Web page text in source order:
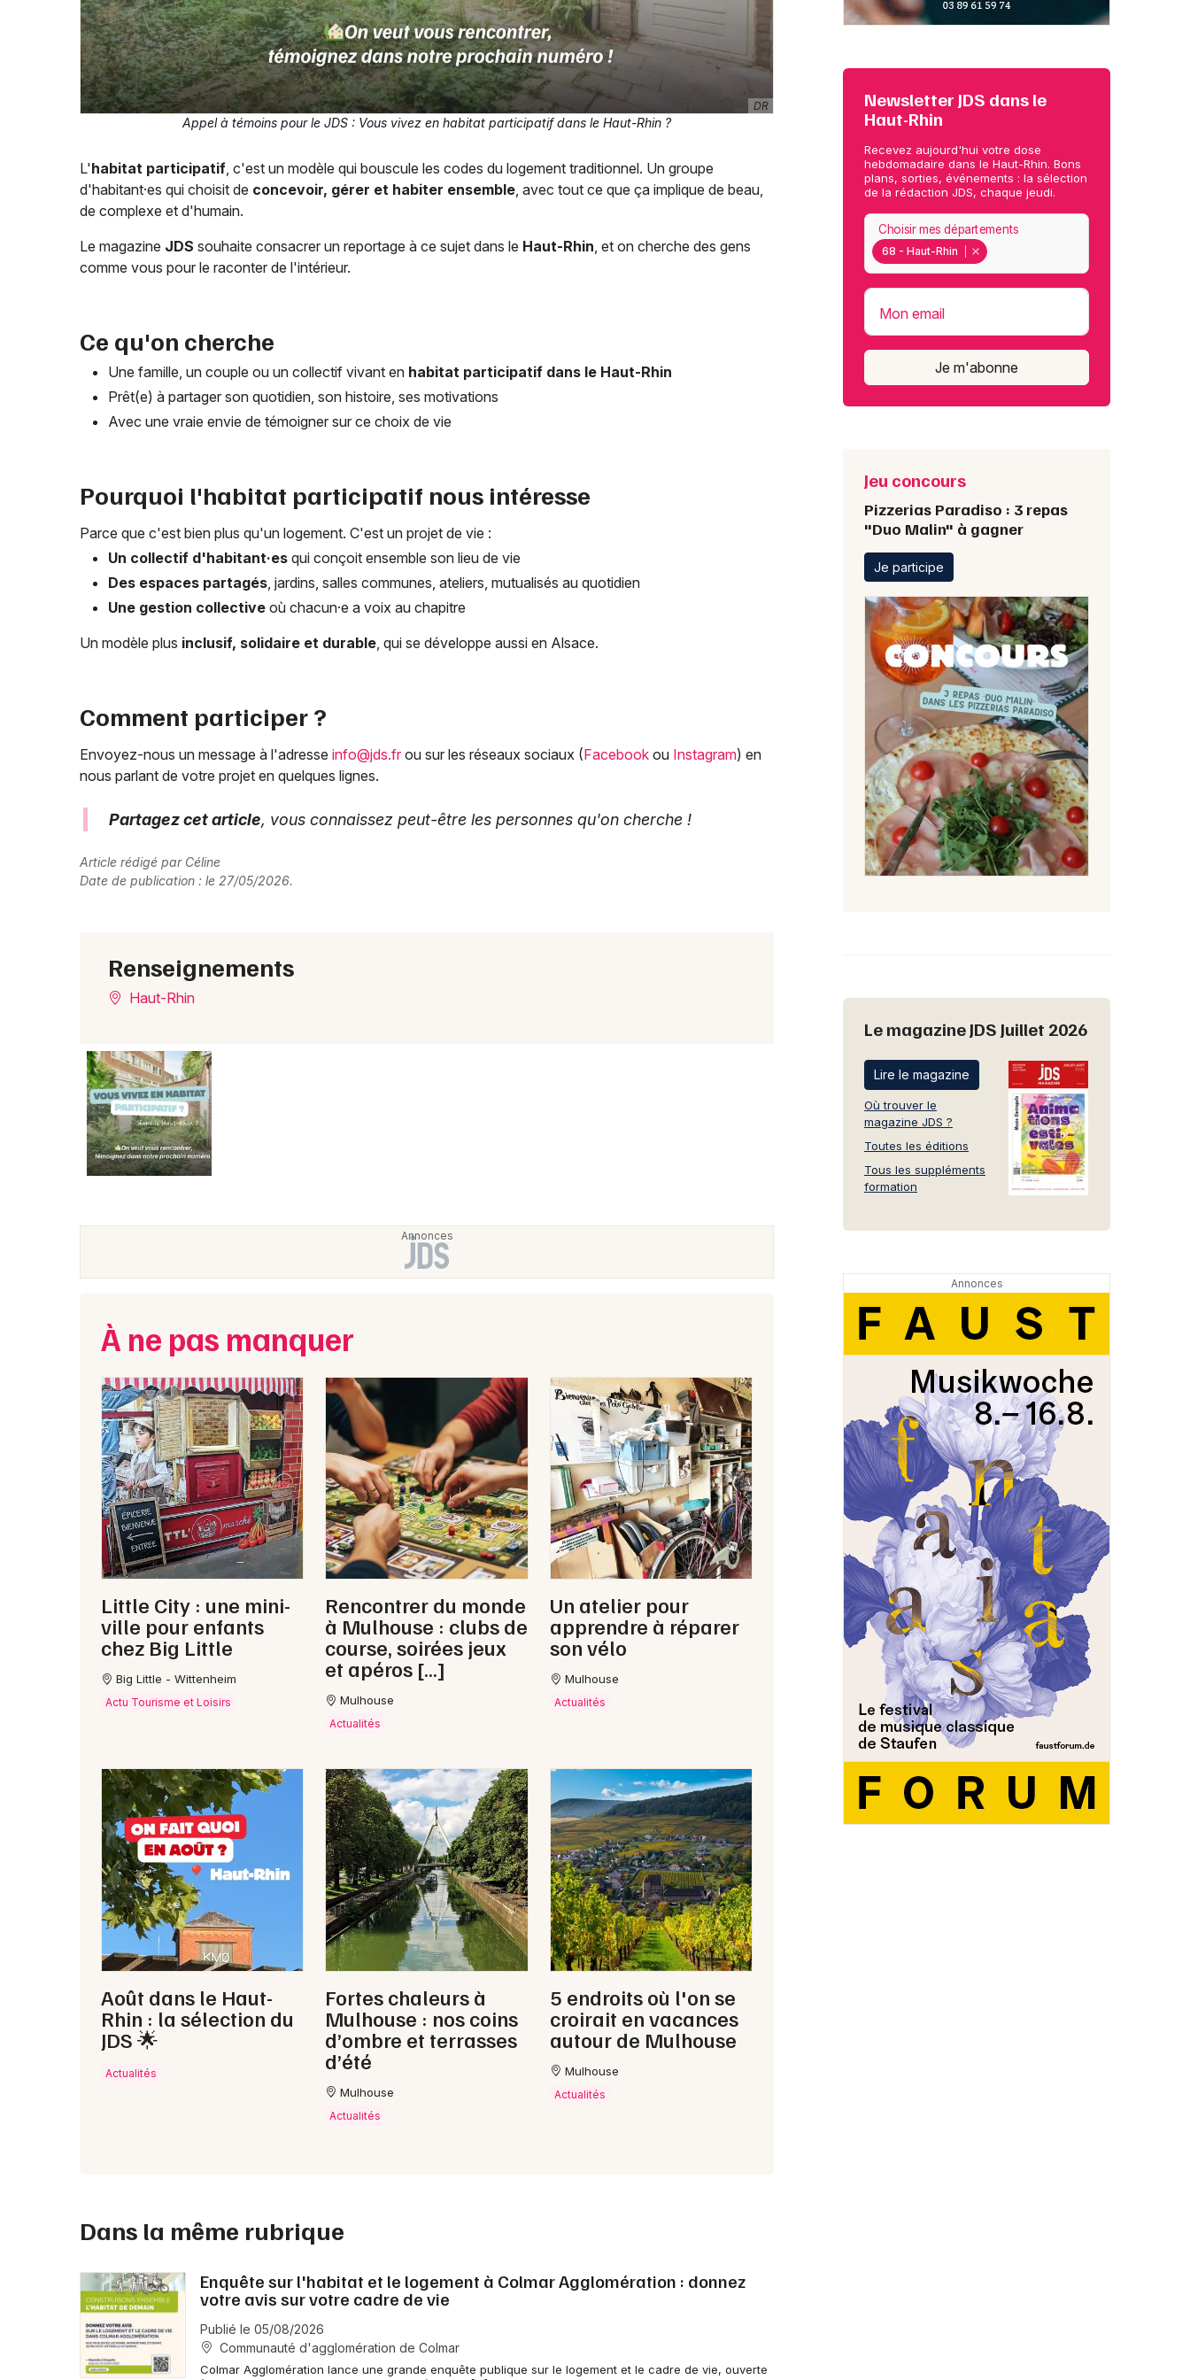
Jeux concours
Newsletter des sorties
Actus dans le Haut-Rhin
68 - Haut-Rhin
Choisir mes départements
DR
Appel à témoins pour le JDS : Vous vivez en habitat participatif dans le Haut-Rhin ?
L'habitat participatif, c'est un modèle qui bouscule les codes du logement traditionnel. Un groupe
d'habitant·es qui choisit de concevoir, gérer et habiter ensemble, avec tout ce que ça implique de beau,
de complexe et d'humain.
Le magazine JDS souhaite consacrer un reportage à ce sujet dans le Haut-Rhin, et on cherche des gens
comme vous pour le raconter de l'intérieur.
Ce qu'on cherche
Une famille, un couple ou un collectif vivant en habitat participatif dans le Haut-Rhin
Prêt(e) à partager son quotidien, son histoire, ses motivations
Avec une vraie envie de témoigner sur ce choix de vie
Pourquoi l'habitat participatif nous intéresse
Parce que c'est bien plus qu'un logement. C'est un projet de vie :
Un collectif d'habitant·es qui conçoit ensemble son lieu de vie
Des espaces partagés, jardins, salles communes, ateliers, mutualisés au quotidien
Une gestion collective où chacun·e a voix au chapitre
Un modèle plus inclusif, solidaire et durable, qui se développe aussi en Alsace.
Comment participer ?
Envoyez-nous un message à l'adresse info@jds.fr ou sur les réseaux sociaux (Facebook ou Instagram) en
nous parlant de votre projet en quelques lignes.
Partagez cet article, vous connaissez peut-être les personnes qu'on cherche !
Article rédigé par Céline
Date de publication : le 27/05/2026.
Renseignements
Haut-Rhin
À ne pas manquer
Little City : une mini-
ville pour enfants
chez Big Little
Big Little - Wittenheim
Actu Tourisme et Loisirs
Rencontrer du monde
à Mulhouse : clubs de
course, soirées jeux
et apéros […]
Mulhouse
Actualités
Un atelier pour
apprendre à réparer
son vélo
Mulhouse
Actualités
Août dans le Haut-
Rhin : la sélection du
JDS 🌟
Actualités
Fortes chaleurs à
Mulhouse : nos coins
d’ombre et terrasses
d’été
Mulhouse
Actualités
5 endroits où l'on se
croirait en vacances
autour de Mulhouse
Mulhouse
Actualités
Dans la même rubrique
Enquête sur l'habitat et le logement à Colmar Agglomération : donnez
votre avis sur votre cadre de vie
Publié le 05/08/2026
Communauté d'agglomération de Colmar
Colmar Agglomération lance une grande enquête publique sur le logement et le cadre de vie, ouverte
Newsletter JDS dans le
Haut-Rhin
Recevez aujourd'hui votre dose
hebdomadaire dans le Haut-Rhin. Bons
plans, sorties, événements : la sélection
de la rédaction JDS, chaque jeudi.
68 - Haut-Rhin
Choisir mes départements
Mon email
Je m'abonne
Jeu concours
Pizzerias Paradiso : 3 repas
"Duo Malin" à gagner
Je participe
Le magazine JDS Juillet 2026
Lire le magazine
Où trouver le
magazine JDS ?
Toutes les éditions
Tous les suppléments
formation